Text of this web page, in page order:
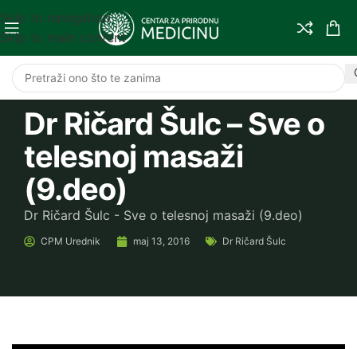
Skip to navigation
Skip to main content
Dr Ričard Šulc – Sve o
telesnoj masaži
(9.deo)
Dr Ričard Šulc - Sve o telesnoj masaži (9.deo)
CPM Urednik maj 13, 2016 Dr Ričard Šulc